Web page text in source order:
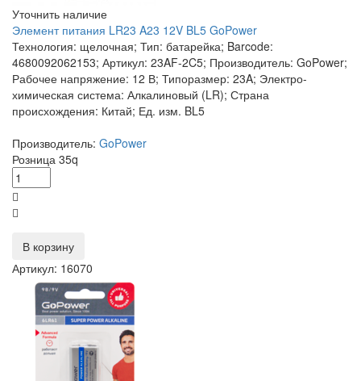
Уточнить наличие
Элемент питания LR23 A23 12V BL5 GoPower
Технология: щелочная; Тип: батарейка; Barcode:
4680092062153; Артикул: 23AF-2C5; Производитель: GoPower;
Рабочее напряжение: 12 В; Типоразмер: 23A; Электро-
химическая система: Алкалиновый (LR); Страна
происхождения: Китай; Ед. изм. BL5
Производитель: GoPower
Розница 35q
В корзину
Артикул: 16070